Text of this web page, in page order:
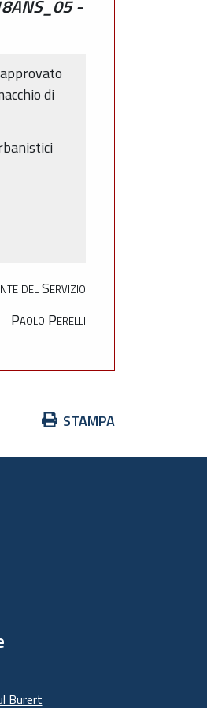
-
di
del Servizio
Paolo Perelli
Azioni
documento
STAMPA
Burert